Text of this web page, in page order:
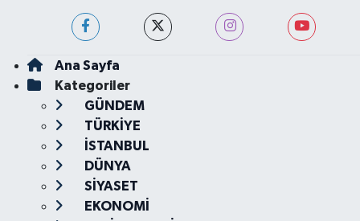
Ana Sayfa
Kategoriler
GÜNDEM
TÜRKİYE
İSTANBUL
DÜNYA
SİYASET
EKONOMİ